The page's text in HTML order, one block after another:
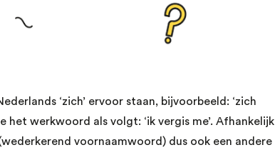
‘zich’ ervoor staan, bijvoorbeeld: ‘zich
het werkwoord als volgt: ‘ik vergis me’. Afhankelijk
voornaamwoord) dus ook een andere